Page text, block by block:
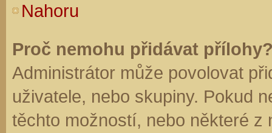
Nahoru
Proč nemohu přidávat
Administrátor může povolovat
uživatele, nebo skupiny. Pokud
těchto možností, nebo některé z